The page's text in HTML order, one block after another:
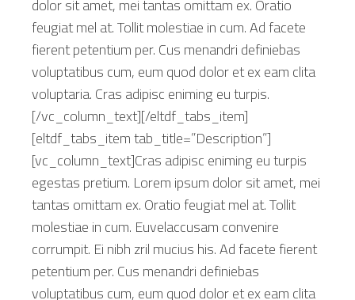
feugiat mel at. Tollit molestiae in cum. Ad facete
fierent petentium per. Cus menandri definiebas
voluptatibus cum, eum quod dolor et ex eam clita
voluptaria. Cras adipisc eniming eu turpis.
[/vc_column_text][/eltdf_tabs_item]
[eltdf_tabs_item tab_title=”Description”]
[vc_column_text]Cras adipisc eniming eu turpis
egestas pretium. Lorem ipsum dolor sit amet, mei
tantas omittam ex. Oratio feugiat mel at. Tollit
molestiae in cum. Euvelaccusam convenire
corrumpit. Ei nibh zril mucius his. Ad facete fierent
petentium per. Cus menandri definiebas
voluptatibus cum, eum quod dolor et ex eam clita